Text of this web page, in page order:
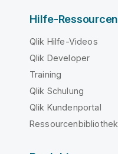
Hilfe-Ressourcen
Qlik Hilfe-Videos
Qlik Developer
Training
Qlik Schulung
Qlik Kundenportal
Ressourcenbibliothek